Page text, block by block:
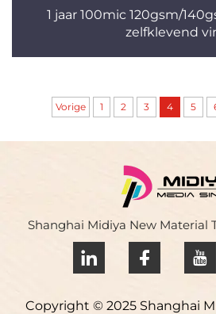
1 jaar 100mic 120gsm/
zelfklevend
Vorige 1 2 3 4 5
Shanghai Midiya New Material
Copyright © 2025 Shanghai